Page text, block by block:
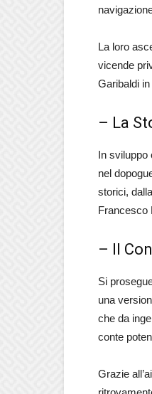
La loro
vicende
Garibaldi
– La
In sviluppo
nel
storici,
Francesco
– Il
Si
una
che da
conte
Grazie